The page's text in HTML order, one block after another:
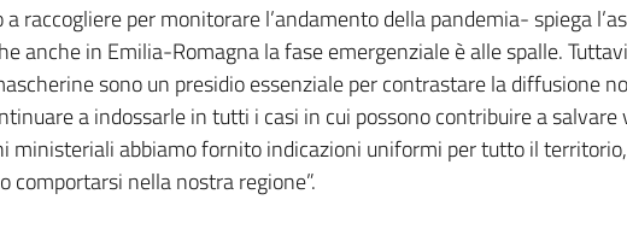
raccogliere per monitorare l’andamento della pandemia- spiega
anche in Emilia-Romagna la fase emergenziale è alle spalle.
sono un presidio essenziale per contrastare la diffusione
a indossarle in tutti i casi in cui possono contribuire a
ministeriali abbiamo fornito indicazioni uniformi per tutto il
comportarsi nella nostra regione”.